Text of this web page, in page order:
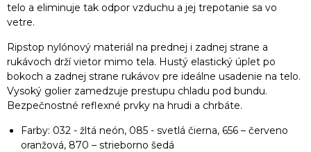
telo a eliminuje tak odpor vzduchu a jej trepotanie sa vo
vetre.
Ripstop nylónový materiál na prednej i zadnej strane a
rukávoch drží vietor mimo tela. Hustý elastický úplet po
bokoch a zadnej strane rukávov pre ideálne usadenie na telo.
Vysoký golier zamedzuje prestupu chladu pod bundu.
Bezpečnostné reflexné prvky na hrudi a chrbáte.
Farby: 032 - žltá neón, 085 - svetlá čierna, 656 – červeno
oranžová, 870 – strieborno šedá